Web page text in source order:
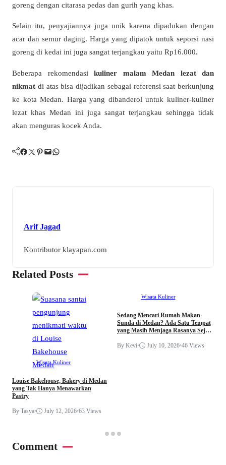
goreng dengan citarasa pedas dan gurih yang khas.
Selain itu, penyajiannya juga unik karena dipadukan dengan
acar dan semur daging. Harga yang dipatok untuk seporsi nasi
goreng di kedai ini juga sangat terjangkau yaitu Rp16.000.
Beberapa rekomendasi kuliner malam Medan
lezat dan
nikmat di atas bisa dijadikan sebagai referensi saat berkunjung
ke kota Medan. Harga yang dibanderol untuk kuliner-kuliner
lezat khas Medan ini juga sangat terjangkau sehingga tidak
akan menguras kocek Anda.
Facebook Twitter Pinterest Mail WhatsApp
Arif Jagad
Kontributor klayapan.com
Related Posts
Wisata Kuliner
Louise Bakehouse, Bakery di Medan
yang Tak Hanya Menawarkan
Pastry
By Tasya• July 12, 2026•63 Views
Wisata Kuliner
Sedang Mencari Rumah Makan
Sunda di Medan? Ada Satu Tempat
yang Masih Menjaga Rasanya Sejak
By Kevi• July 10, 2026•46 Views
Comment